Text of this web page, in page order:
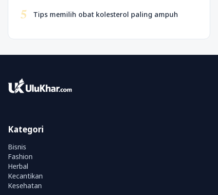
5 Tips memilih obat kolesterol paling ampuh
Kategori
Bisnis
Fashion
Herbal
Kecantikan
Kesehatan